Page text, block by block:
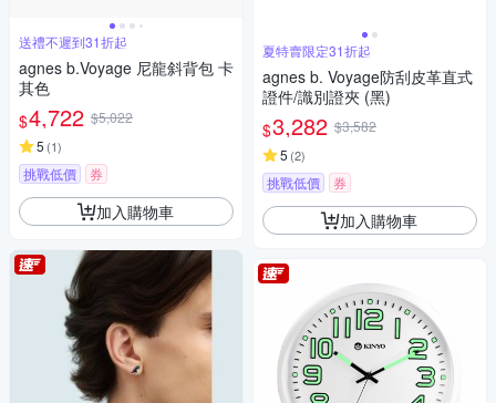
送禮不遲到31折起
agnes b.Voyage 尼龍斜背包 卡
其色
$4,722 $5,022
5 (1)
挑戰低價 券
加入購物車
夏特賣限定31折起
agnes b. Voyage防刮皮革直式
證件/識別證夾 (黑)
$3,282 $3,582
5 (2)
挑戰低價 券
加入購物車